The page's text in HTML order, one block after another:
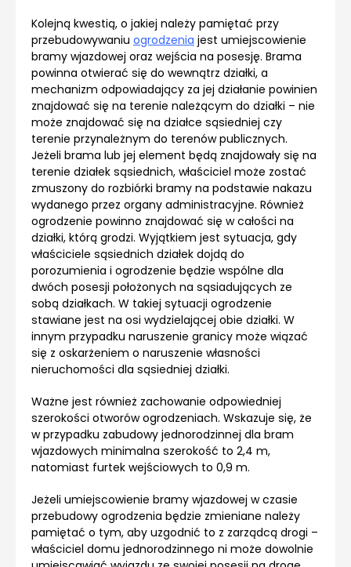
Kolejną kwestią, o jakiej należy pamiętać przy
przebudowywaniu ogrodzenia jest umiejscowienie
bramy wjazdowej oraz wejścia na posesję. Brama
powinna otwierać się do wewnątrz działki, a
mechanizm odpowiadający za jej działanie powinien
znajdować się na terenie należącym do działki – nie
może znajdować się na działce sąsiedniej czy
terenie przynależnym do terenów publicznych.
Jeżeli brama lub jej element będą znajdowały się na
terenie działek sąsiednich, właściciel może zostać
zmuszony do rozbiórki bramy na podstawie nakazu
wydanego przez organy administracyjne. Również
ogrodzenie powinno znajdować się w całości na
działki, którą grodzi. Wyjątkiem jest sytuacja, gdy
właściciele sąsiednich działek dojdą do
porozumienia i ogrodzenie będzie wspólne dla
dwóch posesji położonych na sąsiadujących ze
sobą działkach. W takiej sytuacji ogrodzenie
stawiane jest na osi wydzielającej obie działki. W
innym przypadku naruszenie granicy może wiązać
się z oskarżeniem o naruszenie własności
nieruchomości dla sąsiedniej działki.
Ważne jest również zachowanie odpowiedniej
szerokości otworów ogrodzeniach. Wskazuje się, że
w przypadku zabudowy jednorodzinnej dla bram
wjazdowych minimalna szerokość to 2,4 m,
natomiast furtek wejściowych to 0,9 m.
Jeżeli umiejscowienie bramy wjazdowej w czasie
przebudowy ogrodzenia będzie zmieniane należy
pamiętać o tym, aby uzgodnić to z zarządcą drogi –
właściciel domu jednorodzinnego ni może dowolnie